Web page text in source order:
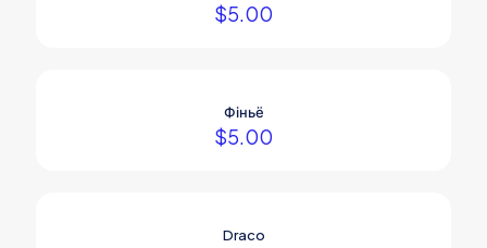
$5.00
Фіньё
$5.00
Draco